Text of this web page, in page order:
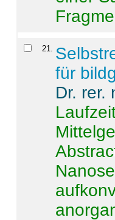
21
für
Dr. rer.